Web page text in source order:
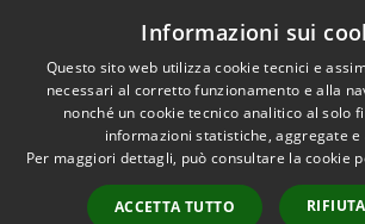
Dichiarazione di accessibilità
Accessibilità
Copyright
Informazioni sui
Questo sito web utilizza cookie tecnici e
necessari al corretto funzionamento e alla
nonché un cookie tecnico analitico al solo
informazioni statistiche, aggregate e
Per maggiori dettagli, può consultare la cookie
ACCETTA TUTTO